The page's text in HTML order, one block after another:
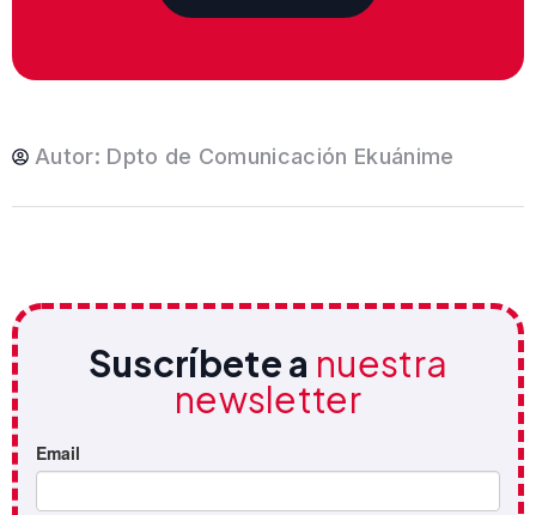
Autor: Dpto de Comunicación Ekuánime
Suscríbete a nuestra
newsletter